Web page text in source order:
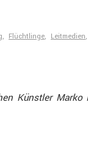
, Flüchtlinge, Leitmedien,
Künstler